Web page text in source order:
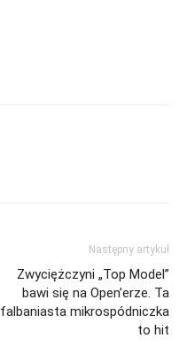
Następny artykuł
Zwyciężczyni „Top Model”
bawi się na Open’erze. Ta
falbaniasta mikrospódniczka
to hit